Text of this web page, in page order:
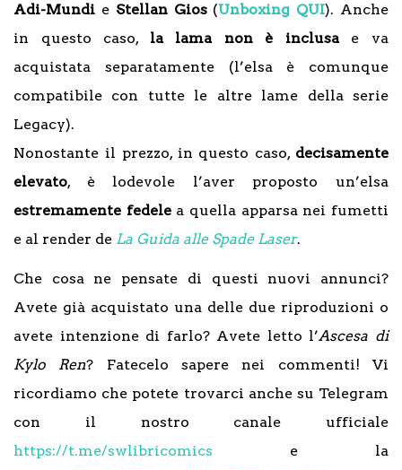
Adi-Mundi e Stellan Gios(Unboxing QUI). Anche
in questo caso, la lama non è inclusae va
acquistata separatamente (l’elsa è comunque
compatibile con tutte le altre lame della serie
Legacy).
Nonostante il prezzo, in questo caso, decisamente
elevato, è lodevole l’aver proposto un’elsa
estremamente fedelea quella apparsa nei fumetti
e al render de La Guida alle Spade Laser.
Che cosa ne pensate di questi nuovi annunci?
Avete già acquistato una delle due riproduzioni o
avete intenzione di farlo? Avete letto l’Ascesa di
Kylo Ren? Fatecelo sapere nei commenti! Vi
ricordiamo che potete trovarci anche su Telegram
con il nostro canale ufficiale
https://t.me/swlibricomics e la